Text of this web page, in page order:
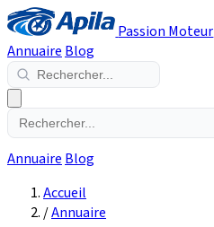
Passion Moteur
Annuaire Blog
Annuaire Blog
Accueil
/Annuaire